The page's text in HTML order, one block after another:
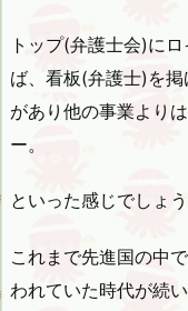
トップ(弁護士会)に
ば、看板(弁護士)を
があり他の事業より
ー。
といった感じでしょう
これまで先進国の中
われていた時代が続